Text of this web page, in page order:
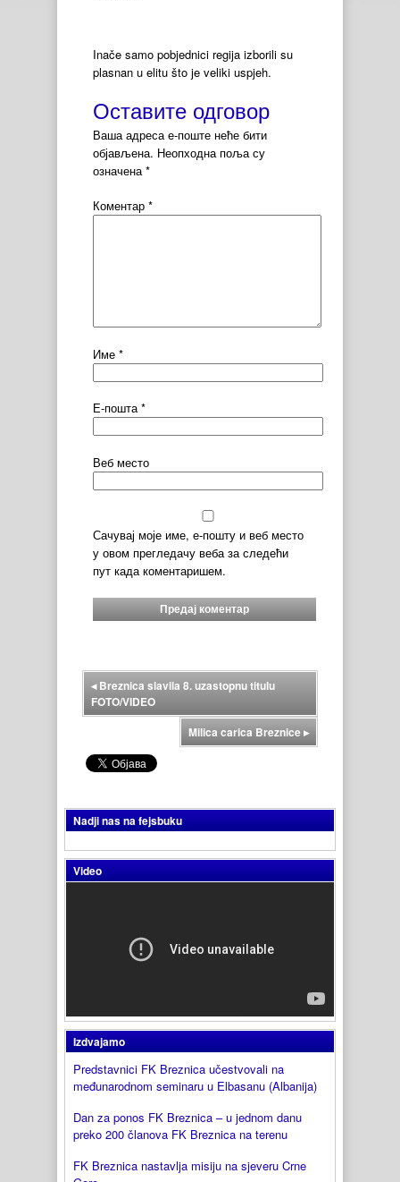
Inače samo pobjednici regija izborili su
plasnan u elitu što je veliki uspjeh.
Оставите одговор
Ваша адреса е-поште неће бити
објављена. Неопходна поља су
означена *
Коментар *
Име *
Е-пошта*
Веб место
Сачувај моје име, е-пошту и веб место
у овом прегледачу веба за следећи
пут када коментаришем.
◂Breznica slavila 8. uzastopnu titulu
FOTO/VIDEO
Milica carica Breznice▸
Nadji nas na fejsbuku
Video
Izdvajamo
Predstavnici FK Breznica učestvovali na
međunarodnom seminaru u Elbasanu (Albanija)
Dan za ponos FK Breznica – u jednom danu
preko 200 članova FK Breznica na terenu
FK Breznica nastavlja misiju na sjeveru Crne